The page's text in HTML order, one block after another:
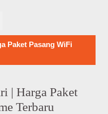
Paket Pasang WiFi
| Harga Paket
Terbaru